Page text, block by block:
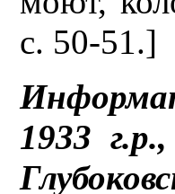
с. 50-51.]
1933